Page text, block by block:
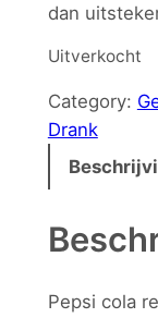
dan
Uitverkocht
Category:
Drank
Pepsi cola